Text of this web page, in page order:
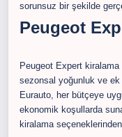
sorunsuz bir şekilde
Peugeot
Peugeot Expert kiralama
sezonsal yoğunluk ve
Eurauto, her bütçeye
ekonomik koşullarda
kiralama